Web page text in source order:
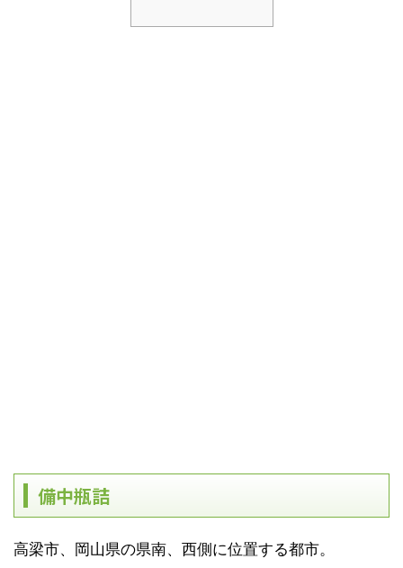
備中瓶詰
高梁市、岡山県の県南、西側に位置する都市。